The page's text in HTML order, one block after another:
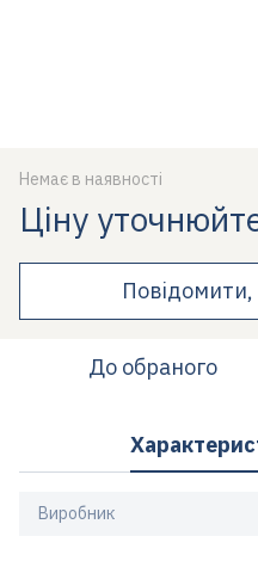
Немає в наявності
Ціну
До обраного
Виробник